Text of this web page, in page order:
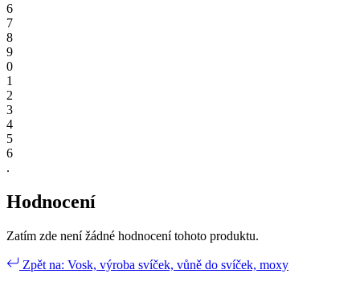
6
7
8
9
0
1
2
3
4
5
6
.
Hodnocení
Zatím zde není žádné hodnocení tohoto produktu.
Zpět na: Vosk, výroba svíček, vůně do svíček, moxy